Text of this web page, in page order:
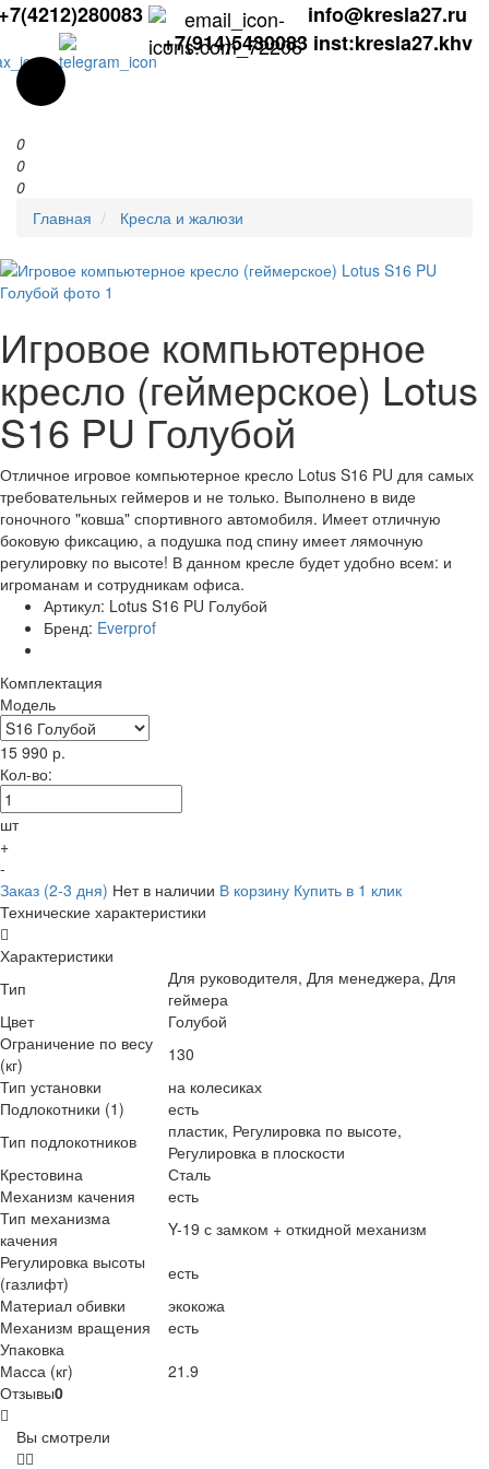
info@kresla27.ru
+7(914)5430083 inst:kresla27.khv
0
0
0
Главная
Кресла и жалюзи
Игровое компьютерное
кресло (геймерское) Lotus
S16 PU Голубой
Отличное игровое компьютерное кресло Lotus S16 PU для самых
требовательных геймеров и не только. Выполнено в виде
гоночного "ковша" спортивного автомобиля. Имеет отличную
боковую фиксацию, а подушка под спину имеет лямочную
регулировку по высоте! В данном кресле будет удобно всем: и
игроманам и сотрудникам офиса.
Артикул: Lotus S16 PU Голубой
Бренд: Everprof
Комплектация
Модель
15 990 р.
Кол-во:
шт
+
-
Заказ (2-3 дня) Нет в наличии В корзину Купить в 1 клик
Технические характеристики
Характеристики
Тип
Для руководителя, Для менеджера, Для
геймера
Цвет
Голубой
Ограничение по весу
(кг)
130
Тип установки
на колесиках
Подлокотники (1)
есть
Тип подлокотников
пластик, Регулировка по высоте,
Регулировка в плоскости
Крестовина
Сталь
Механизм качения
есть
Тип механизма
качения
Y-19 с замком + откидной механизм
Регулировка высоты
(газлифт)
есть
Материал обивки
экокожа
Механизм вращения
есть
Упаковка
Масса (кг)
21.9
Отзывы0
Вы смотрели